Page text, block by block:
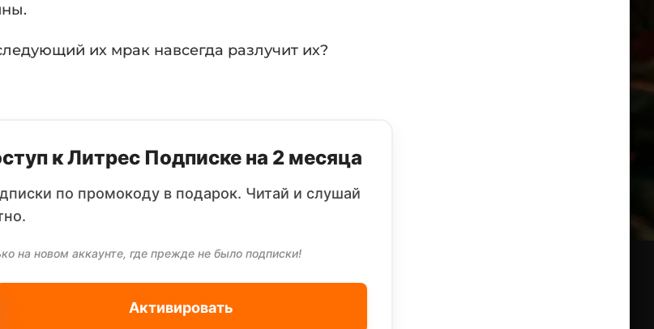
их мрак навсегда разлучит их?
к Литрес Подписке на 2 месяца
по промокоду в подарок. Читай и слушай
на новом аккаунте, где прежде не было подписки!
Активировать